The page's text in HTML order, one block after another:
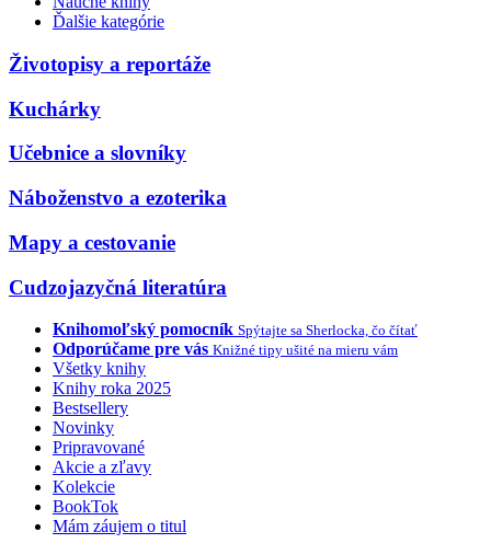
Ďalšie kategórie
Životopisy a reportáže
Kuchárky
Učebnice a slovníky
Náboženstvo a ezoterika
Mapy a cestovanie
Cudzojazyčná literatúra
Knihomoľský pomocník Spýtajte sa Sherlocka, čo čítať
Odporúčame pre vás Knižné tipy ušité na mieru vám
Všetky knihy
Knihy roka 2025
Bestsellery
Novinky
Pripravované
Akcie a zľavy
Kolekcie
BookTok
Mám záujem o titul